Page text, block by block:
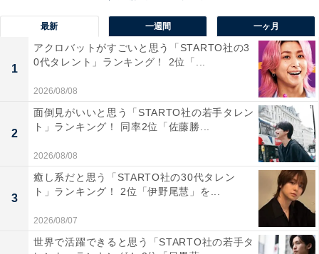
／埼玉県）、「四国地方で一番栄えていると思うからで
す」（20代男性／東京都）、「以前住んでいたが、県人
同士故郷に愛があるから」（40代男性／福岡県）といっ
最新 一週間 一ヶ月
1
アクロバットがすごいと思う「STARTO社の3
0代タレント」ランキング！ 2位「...
2026/08/08
2
面倒見がいいと思う「STARTO社の若手タレン
ト」ランキング！ 同率2位「佐藤勝...
2026/08/08
3
癒し系だと思う「STARTO社の30代タレン
ト」ランキング！ 2位「伊野尾慧」を...
2026/08/07
世界で活躍できると思う「STARTO社の若手タ